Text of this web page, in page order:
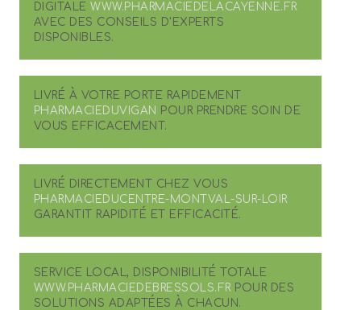
DIGITALEWWW.PHARMACIEDELACAYENNE.FR
AVEC DES CONSEILS D'EXPERTS
DISPONIBLES.
LIVRÉ À VOTRE PORTE RAPIDEMENT
PHARMACIEDUVIGAN POUR PRENDRE SOIN DE
VOUS EFFICACEMENT.
LIVRÉ DIRECTEMENT CHEZ VOUS
PHARMACIEDUCENTRE-MONTVAL-SUR-LOIR
GARANTIT RAPIDITÉ ET EFFICACITÉ.
SERVICE LOCAL, DISPONIBILITÉ TOTALE
WWW.PHARMACIEDEBRESSOLS.FRPOUR DES
SOLUTIONS ADAPTÉES À CHACUN.